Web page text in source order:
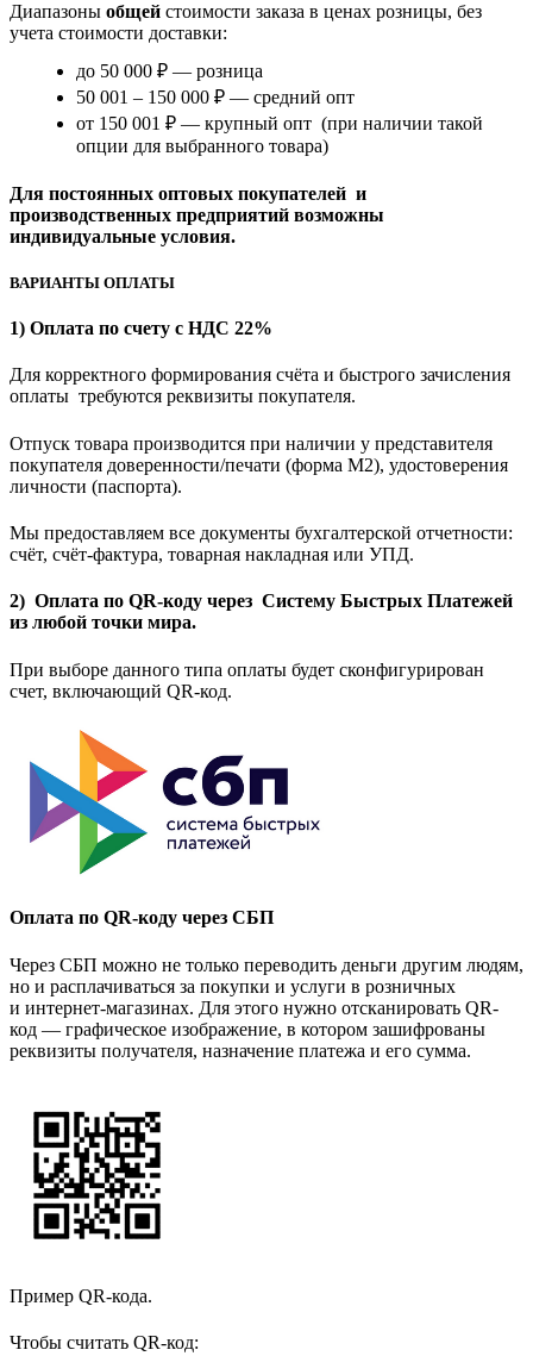
Диапазоны общей стоимости заказа в ценах розницы, без
учета стоимости доставки:
до 50 000 ₽ — розница
50 001 – 150 000 ₽ — средний опт
от 150 001 ₽ — крупный опт (при наличии такой
опции для выбранного товара)
Для постоянных оптовых покупателей и
производственных предприятий возможны
индивидуальные условия.
ВАРИАНТЫ ОПЛАТЫ
1) Оплата по счету с НДС 22%
Для корректного формирования счёта и быстрого зачисления
оплаты требуются реквизиты покупателя.
Отпуск товара производится при наличии у представителя
покупателя доверенности/печати (форма M2), удостоверения
личности (паспорта).
Мы предоставляем все документы бухгалтерской отчетности:
счёт, счёт-фактура, товарная накладная или УПД.
2) Оплата по QR-коду через Систему Быстрых Платежей
из любой точки мира.
При выборе данного типа оплаты будет сконфигурирован
счет, включающий QR-код.
Оплата по QR-коду через СБП
Через СБП можно не только переводить деньги другим людям,
но и расплачиваться за покупки и услуги в розничных
и интернет-магазинах. Для этого нужно отсканировать QR-
код — графическое изображение, в котором зашифрованы
реквизиты получателя, назначение платежа и его сумма.
Пример QR-кода.
Чтобы считать QR-код: